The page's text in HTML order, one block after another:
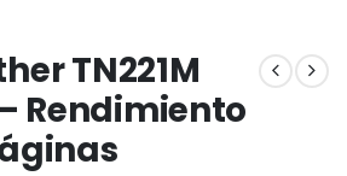
TN221M
Rendimiento